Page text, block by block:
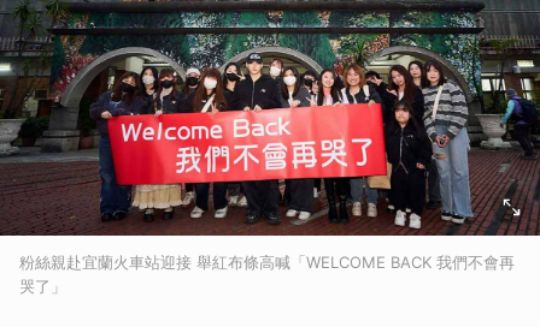
粉絲親赴宜蘭火車站迎接 舉紅布條高喊「WELCOME BACK 我們不會再
哭了」